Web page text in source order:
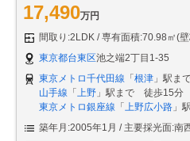
17,490万円
間取り:2LDK
専有面積:70.98㎡(
東京都台東区池之端2丁目1-35
東京メトロ千代田線 「根津 」駅ま
山手線 「 上野 」駅まで 徒歩15分
東京メトロ銀座線 「 上野広小路 」
築年月:2005年1月
主要採光面:南